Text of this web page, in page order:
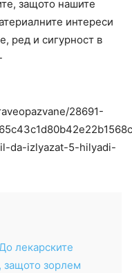
защото нашите
интереси
ред и сигурност в
28691-
da-izlyazat-5-hilyadi-
лекарските
защото зорлем